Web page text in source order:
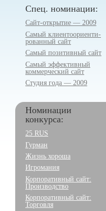
Спец. номинации:
Сайт-открытие — 2009
Самый клиентоориенти­
рованный сайт
Самый позитивный сайт
Самый эффективный
коммерческий сайт
Студия года — 2009
Номинации
конкурса:
25 RUS
Гурман
Жизнь хороша
Игромания
Корпоративный сайт:
Производство
Корпоративный сайт:
Торговля